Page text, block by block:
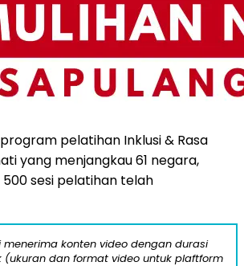
pelatihan Inklusi & Rasa
yang menjangkau 61 negara,
sesi pelatihan telah
menerima konten video dengan durasi
(ukuran dan format video untuk plaftform